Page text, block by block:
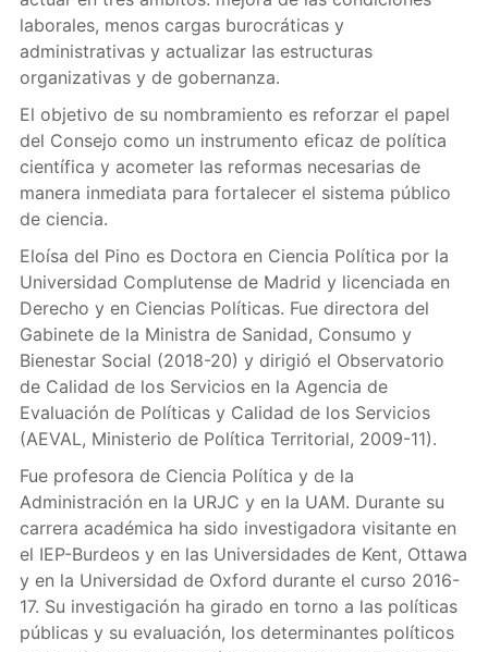
laborales, menos cargas burocráticas y
administrativas y actualizar las estructuras
organizativas y de gobernanza.
El objetivo de su nombramiento es reforzar el papel
del Consejo como un instrumento eficaz de política
científica y acometer las reformas necesarias de
manera inmediata para fortalecer el sistema público
de ciencia.
Eloísa del Pino es Doctora en Ciencia Política por la
Universidad Complutense de Madrid y licenciada en
Derecho y en Ciencias Políticas. Fue directora del
Gabinete de la Ministra de Sanidad, Consumo y
Bienestar Social (2018-20) y dirigió el Observatorio
de Calidad de los Servicios en la Agencia de
Evaluación de Políticas y Calidad de los Servicios
(AEVAL, Ministerio de Política Territorial, 2009-11).
Fue profesora de Ciencia Política y de la
Administración en la URJC y en la UAM. Durante su
carrera académica ha sido investigadora visitante en
el IEP-Burdeos y en las Universidades de Kent, Ottawa
y en la Universidad de Oxford durante el curso 2016-
17. Su investigación ha girado en torno a las políticas
públicas y su evaluación, los determinantes políticos